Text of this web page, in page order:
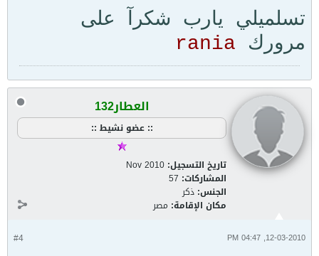
تسلميلي يارب شكرآ على
مرورك
العطار132
:: عضو نشيط ::
تاريخ التسجيل: Nov 2010
المشاركات: 57
الجنس: ذكر
مكان الإقامة: مصر
#4 12-03-2010, 04:47 PM